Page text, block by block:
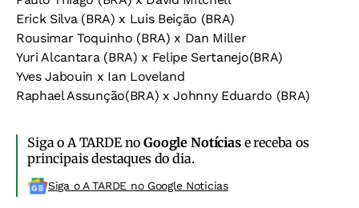
Erick Silva (BRA) x Luis Beição (BRA)
Rousimar Toquinho (BRA) x Dan Miller
Yuri Alcantara (BRA) x Felipe Sertanejo(BRA)
Yves Jabouin x Ian Loveland
Raphael Assunção(BRA) x Johnny Eduardo (BRA)
Siga o A TARDE noGoogle Notíciase receba os
principais destaques do dia.
Siga o A TARDE no Google Noticias